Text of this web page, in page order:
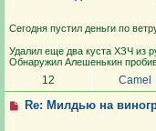
Сегодня пустил деньги по
Удалил еще два куста ХЗЧ из
Обнаружил Алешенькин
12 Camel
Re: Милдью на